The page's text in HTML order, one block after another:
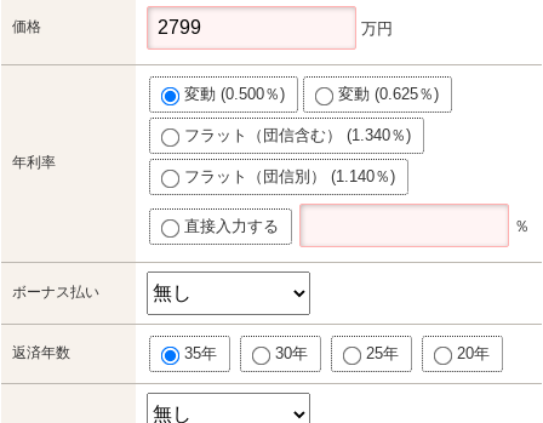
価格 万円
年利率
変動 (0.500％) 変動 (0.625％)
フラット（団信含む） (1.340％)
フラット（団信別） (1.140％)
直接入力する ％
ボーナス払い
返済年数 35年 30年 25年 20年